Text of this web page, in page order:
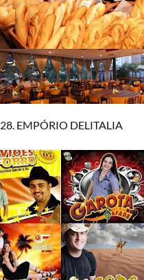
28. EMPÓRIO DELITALIA